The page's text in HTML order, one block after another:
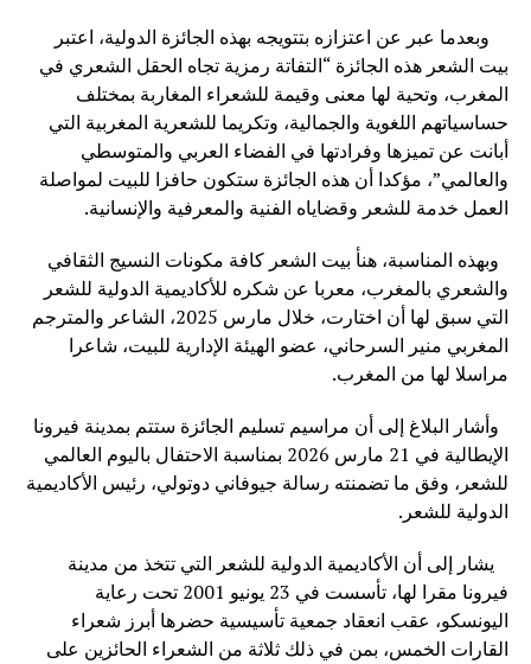
وبعدما عبر عن اعتزازه بتتويجه بهذه الجائزة الدولية، اعتبر
بيت الشعر هذه الجائزة “التفاتة رمزية تجاه الحقل الشعري في
المغرب، وتحية لها معنى وقيمة للشعراء المغاربة بمختلف
حساسياتهم اللغوية والجمالية، وتكريما للشعرية المغربية التي
أبانت عن تميزها وفرادتها في الفضاء العربي والمتوسطي
والعالمي”، مؤكدا أن هذه الجائزة ستكون حافزا للبيت لمواصلة
العمل خدمة للشعر وقضاياه الفنية والمعرفية والإنسانية.
وبهذه المناسبة، هنأ بيت الشعر كافة مكونات النسيج الثقافي
والشعري بالمغرب، معربا عن شكره للأكاديمية الدولية للشعر
التي سبق لها أن اختارت، خلال مارس 2025، الشاعر والمترجم
المغربي منير السرحاني، عضو الهيئة الإدارية للبيت، شاعرا
مراسلا لها من المغرب.
وأشار البلاغ إلى أن مراسيم تسليم الجائزة ستتم بمدينة فيرونا
الإيطالية في 21 مارس 2026 بمناسبة الاحتفال باليوم العالمي
للشعر، وفق ما تضمنته رسالة جيوفاني دوتولي، رئيس الأكاديمية
الدولية للشعر.
يشار إلى أن الأكاديمية الدولية للشعر التي تتخذ من مدينة
فيرونا مقرا لها، تأسست في 23 يونيو 2001 تحت رعاية
اليونسكو، عقب انعقاد جمعية تأسيسية حضرها أبرز شعراء
القارات الخمس، بمن في ذلك ثلاثة من الشعراء الحائزين على